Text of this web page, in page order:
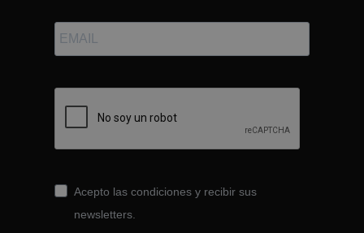
Acepto las condiciones y recibir sus
newsletters.